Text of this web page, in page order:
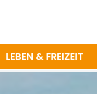
LEBEN & FREIZEIT